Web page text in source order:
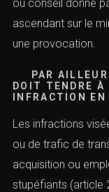
ou conseil donné
ascendant sur le
une provocation.
PAR
DOIT TENDRE À
INFRACTION
Les infractions
ou de trafic de
acquisition ou
stupéfiants (article